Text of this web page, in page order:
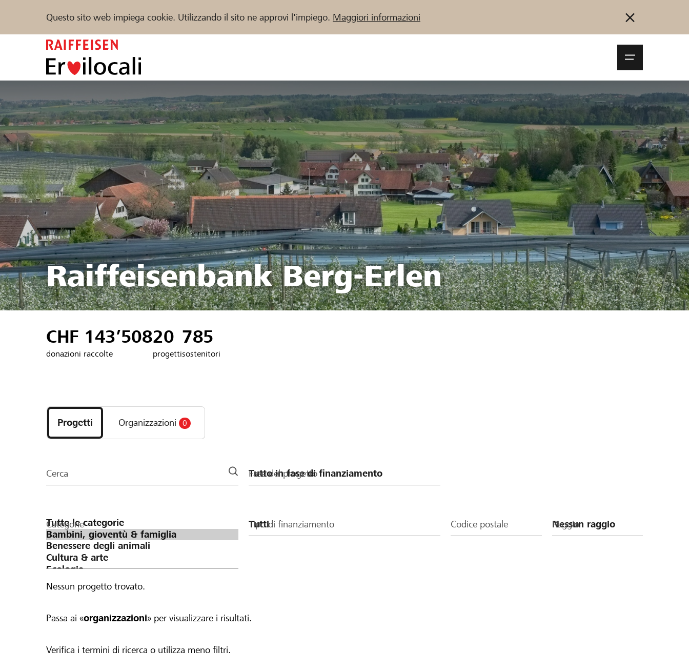
Questo sito web impiega cookie. Utilizzando il sito ne approvi l'impiego. Maggiori informazioni
Sostenere Aiuto & supporto Partner / Banche Raiffeisen Collegarsi Registrazione
Trova progetti e organizzazioni Inizia ora
DE FR IT
Raiffeisenbank Berg-Erlen
CHF 143’508
donazioni raccolte
20
progetti
785
sostenitori
i
progetti
e
della
Progetti Organizzazioni 0
Cerca Fase del progetto
Categorie Tipo di finanziamento Codice postale Raggio
Nessun progetto trovato.
Passa ai «organizzazioni» per visualizzare i risultati.
Verifica i termini di ricerca o utilizza meno filtri.